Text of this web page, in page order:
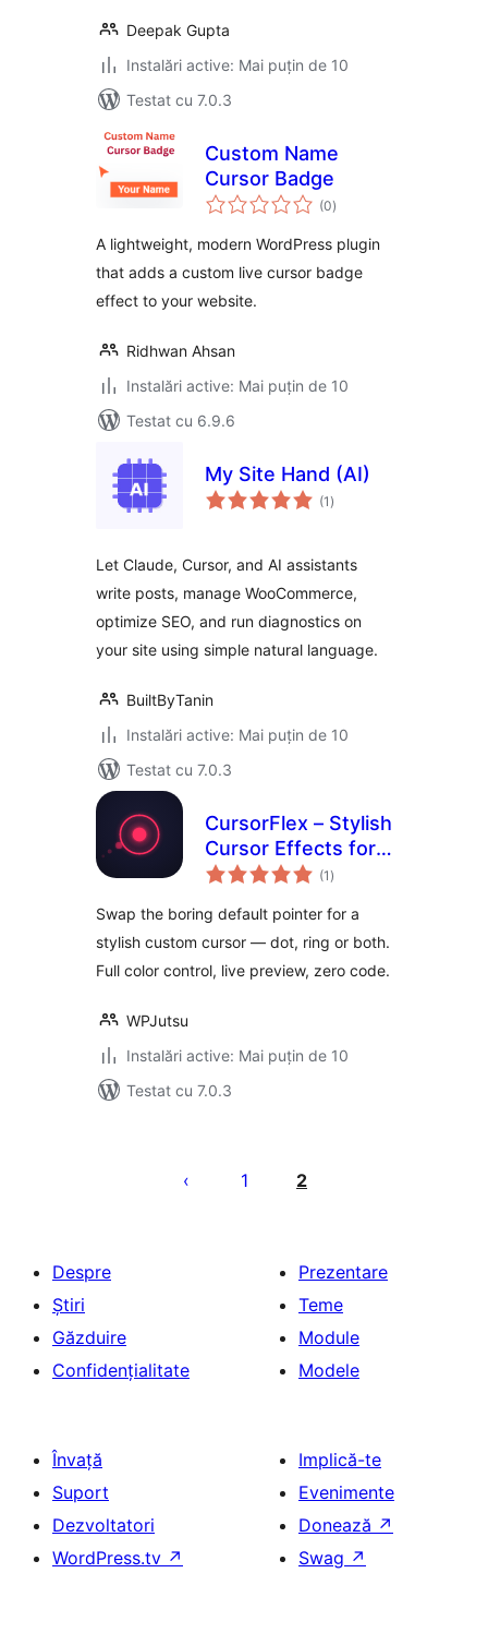
Deepak Gupta
Instalări active: Mai puțin de 10
Testat cu 7.0.3
Custom Name
Cursor Badge
(0total
aprecieri
)
A lightweight, modern WordPress plugin
that adds a custom live cursor badge
effect to your website.
Ridhwan Ahsan
Instalări active: Mai puțin de 10
Testat cu 6.9.6
My Site Hand (AI)
(1 total
aprecieri
)
Let Claude, Cursor, and AI assistants
write posts, manage WooCommerce,
optimize SEO, and run diagnostics on
your site using simple natural language.
BuiltByTanin
Instalări active: Mai puțin de 10
Testat cu 7.0.3
CursorFlex – Stylish
Cursor Effects for
WordPress
(1 total
aprecieri
)
Swap the boring default pointer for a
stylish custom cursor — dot, ring or both.
Full color control, live preview, zero code.
WPJutsu
Instalări active: Mai puțin de 10
Testat cu 7.0.3
articole
1 2
Despre
Știri
Găzduire
Confidențialitate
Prezentare
Teme
Module
Modele
Învață
Suport
Dezvoltatori
WordPress.tv ↗
Implică-te
Evenimente
Donează ↗
Swag ↗